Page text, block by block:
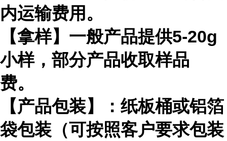
内运输费用。
【拿样】一般产品提供5-20g
小样，部分产品收取样品
费。
【产品包装】：纸板桶或铝箔
袋包装（可按照客户要求包装